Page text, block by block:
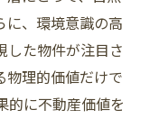
に、環境意識の高
した物件が注目さ
物理的価値だけで
的に不動産価値を